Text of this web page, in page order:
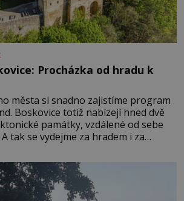
Procházka od hradu k
města si snadno zajistíme program
Boskovice totiž nabízejí hned dvě
památky, vzdálené od sebe
tak se vydejme za hradem i za
Drahanské vrchoviny vznikla někdy
roce 1313 kronikáři zaznamenali